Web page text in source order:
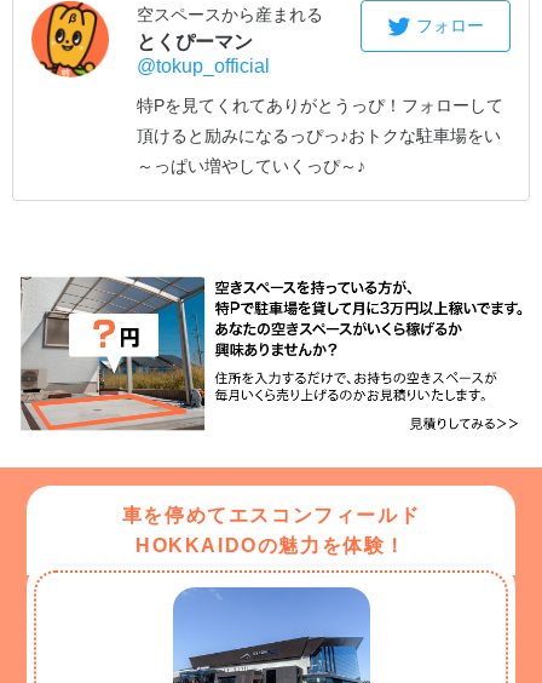
空スペースから産まれる
とくぴーマン
@tokup_official
フォロー
特Pを見てくれてありがとうっぴ！ フォローして
頂けると励みになるっぴっ♪おトクな駐車場をい
～っぱい増やしていくっぴ～♪
車を停めてエスコンフィールド
HOKKAIDOの魅力を体験！